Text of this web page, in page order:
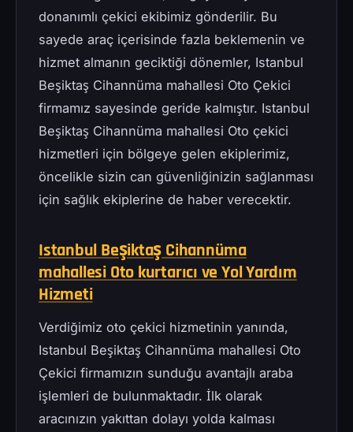
donanımlı çekici ekibimiz gönderilir. Bu
sayede araç içerisinde fazla beklemenin ve
hizmet almanın geciktiği dönemler, Istanbul
Beşiktaş Cihannüma mahallesi Oto Çekici
firmamız sayesinde geride kalmıştır. Istanbul
Beşiktaş Cihannüma mahallesi Oto çekici
hizmetleri için bölgeye gelen ekiplerimiz,
öncelikle sizin can güvenliğinizin sağlanması
için sağlık ekiplerine de haber verecektir.
Istanbul Beşiktaş Cihannüma
mahallesi Oto kurtarıcı ve Yol Yardım
Hizmeti
Verdiğimiz oto çekici hizmetinin yanında,
Istanbul Beşiktaş Cihannüma mahallesi Oto
Çekici firmamızın sunduğu avantajlı araba
işlemleri de bulunmaktadır. İlk olarak
aracınızın yakıttan dolayı yolda kalması